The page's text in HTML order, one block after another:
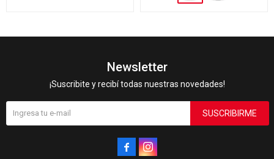
Newsletter
¡Suscribite y recibí todas nuestras novedades!
SUSCRIBIRME
 